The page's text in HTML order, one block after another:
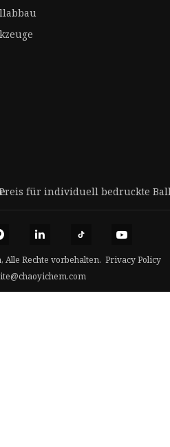
für individuell bedruckte
Rechte vorbehalten. Privacy Policy